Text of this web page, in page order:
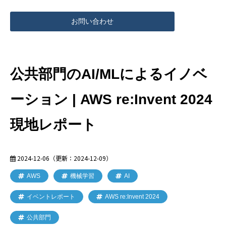
イベント情報
お問い合わせ
公共部門のAI/MLによるイノベ
ーション | AWS re:Invent 2024
現地レポート
2024-12-06 （更新： 2024-12-09）
AWS 機械学習 AI
イベントレポート AWS re:Invent 2024
公共部門